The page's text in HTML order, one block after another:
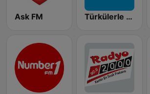
Ask FM Türkülerle Türkiye